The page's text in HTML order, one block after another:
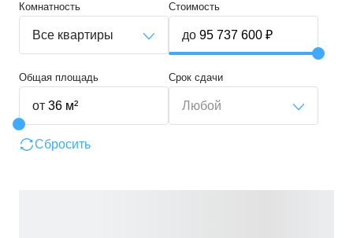
Комнатность
Все квартиры
Стоимость
до
Общая площадь
от
Срок сдачи
Любой
Сбросить